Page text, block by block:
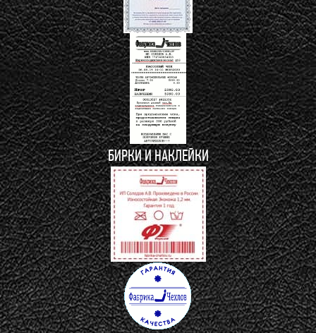
БИРКИ И НАКЛЕЙКИ